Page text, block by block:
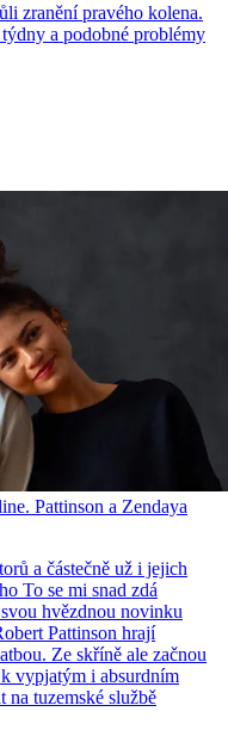
zranění pravého kolena.
a podobné problémy
Pattinson a Zendaya
a částečně už i jejich
To se mi snad zdá
hvězdnou novinku
Pattinson hrají
Ze skříně ale začnou
vypjatým i absurdním
na tuzemské službě